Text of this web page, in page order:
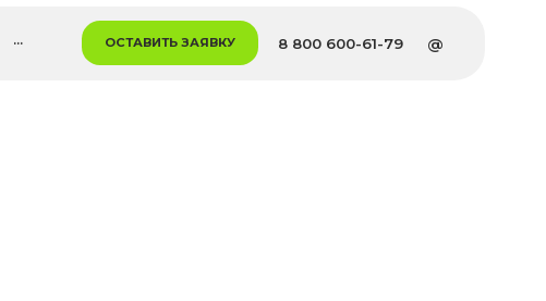
ОСТАВИТЬ ЗАЯВКУ 8 800 600-61-79 @